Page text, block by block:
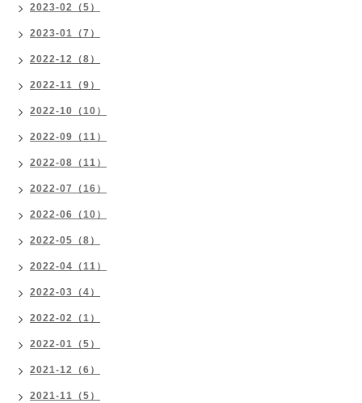
2023-02（5）
2023-01（7）
2022-12（8）
2022-11（9）
2022-10（10）
2022-09（11）
2022-08（11）
2022-07（16）
2022-06（10）
2022-05（8）
2022-04（11）
2022-03（4）
2022-02（1）
2022-01（5）
2021-12（6）
2021-11（5）